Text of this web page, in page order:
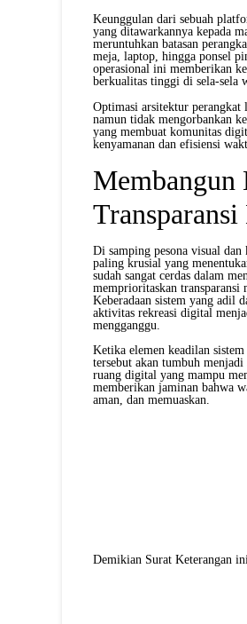
Keunggulan dari sebuah
yang ditawarkannya kepada
meruntuhkan batasan
meja, laptop, hingga ponsel
operasional ini memberikan
berkualitas tinggi di sela-sela
Optimasi arsitektur perangkat
namun tidak mengorbankan
yang membuat komunitas
kenyamanan dan efisiensi
Membangun
Di samping pesona visual dan
paling krusial yang
sudah sangat cerdas dalam
memprioritaskan transparansi
Keberadaan sistem yang adil
aktivitas rekreasi digital
mengganggu.
Ketika elemen keadilan
tersebut akan tumbuh
ruang digital yang mampu
memberikan jaminan bahwa
aman, dan memuaskan.
Demikian Surat Keterangan